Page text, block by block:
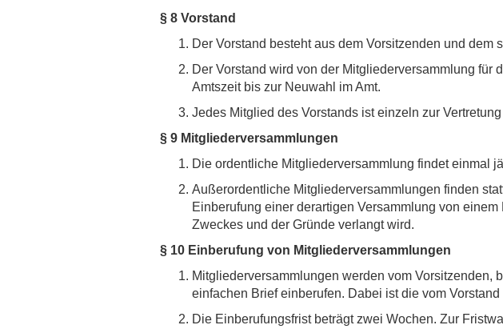
§ 8 Vorstand
Der Vorstand besteht aus dem Vorsitzenden und dem
Der Vorstand wird von der Mitgliederversammlung
Amtszeit bis zur Neuwahl im Amt.
Jedes Mitglied des Vorstands ist einzeln zur
§ 9 Mitgliederversammlungen
Die ordentliche Mitgliederversammlung findet einmal
Außerordentliche Mitgliederversammlungen finden
Einberufung einer derartigen Versammlung von
Zweckes und der Gründe verlangt wird.
§ 10 Einberufung von Mitgliederversammlungen
Mitgliederversammlungen werden vom Vorsitzenden,
einfachen Brief einberufen. Dabei ist die vom
Die Einberufungsfrist beträgt zwei Wochen. Zur